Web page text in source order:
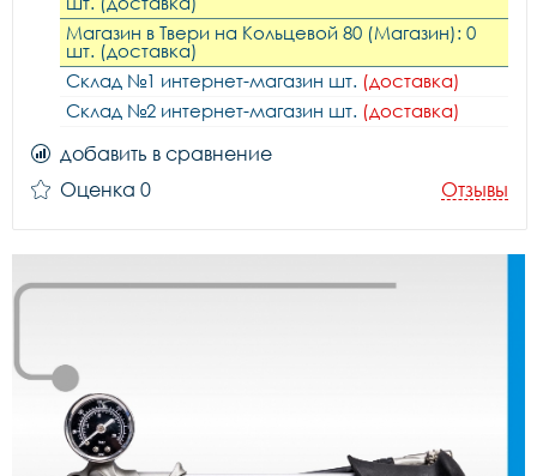
Магазин в Твери на Кольцевой 80 (Магазин): 0
шт. (доставка)
Склад №1 интернет-магазин шт. (доставка)
Склад №2 интернет-магазин шт. (доставка)
добавить в сравнение
Оценка 0
Отзывы